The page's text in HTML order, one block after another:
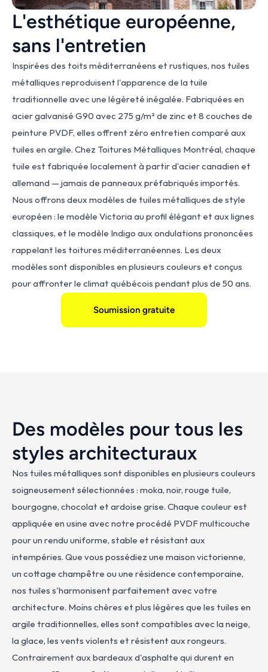
L'esthétique européenne,
sans l'entretien
Inspirées des toits méditerranéens et rustiques, nos tuiles
métalliques reproduisent l'apparence de la tuile
traditionnelle avec une légèreté inégalée. Fabriquées en
acier galvanisé G90 avec 275 g/m² de zinc et 8 couches de
peinture PVDF, elles offrent zéro entretien comparé aux
tuiles en argile. Chez Toitures Métalliques Montréal, chaque
tuile est fabriquée localement à partir d'acier canadien et
allemand — jamais de panneaux préfabriqués importés.
Nous offrons deux modèles de tuiles métalliques de style
européen : le modèle Victoria au profil élégant et aux lignes
classiques, et le modèle Indigo aux ondulations prononcées
rappelant les toitures méditerranéennes. Les deux
modèles sont disponibles en plusieurs couleurs et conçus
pour affronter le climat québécois pendant plus de 50 ans.
Soumission gratuite
Des modèles pour tous les
styles architecturaux
Nos tuiles métalliques sont disponibles en plusieurs couleurs
soigneusement sélectionnées : moka, noir, rouge tuile,
bourgogne, chocolat et ardoise grise. Chaque couleur est
appliquée en usine avec notre procédé PVDF multicouche
pour un rendu uniforme, stable et résistant aux
intempéries. Que vous possédiez une maison victorienne,
un cottage champêtre ou une résidence contemporaine,
nos tuiles s'harmonisent parfaitement avec votre
architecture. Moins chères et plus légères que les tuiles en
argile traditionnelles, elles sont compatibles avec la neige,
la glace, les vents violents et résistent aux rongeurs.
Contrairement aux bardeaux d'asphalte qui durent en